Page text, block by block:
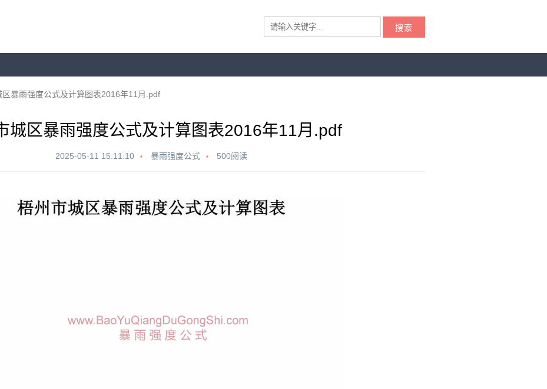
搜索
区暴雨强度公式及计算图表2016年11月.pdf
城区暴雨强度公式及计算图表2016年11月.pdf
2025-05-11 15:11:10 暴雨强度公式 500阅读